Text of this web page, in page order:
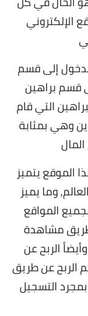
الإلكتروني
إلى قسم
قسم براهين
التي قام
وهي بمثابة
الموقع يتميز
وما يميز
المواقع
طريق مشاهدة
الربح عن
الربح عن طريق
بمجرد التسجيل